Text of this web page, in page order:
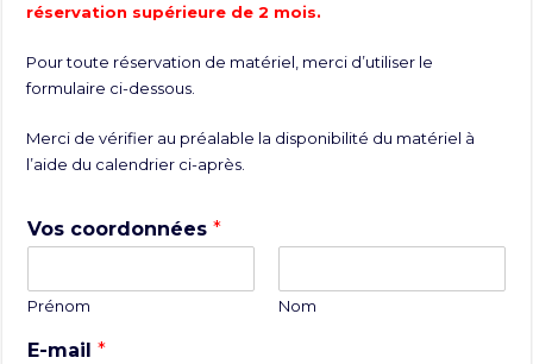
réservation supérieure de 2 mois.
Pour toute réservation de matériel, merci d’utiliser le
formulaire ci-dessous.
Merci de vérifier au préalable la disponibilité du matériel à
l’aide du calendrier ci-après.
Vos coordonnées*
Prénom Nom
E-mail*